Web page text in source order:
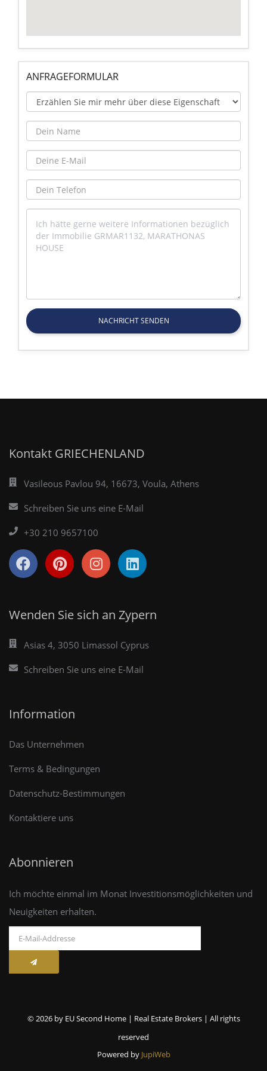
ANFRAGEFORMULAR
NACHRICHT SENDEN
Kontakt GRIECHENLAND
Vasileous Pavlou 94, 16673, Voula, Athens
Schreiben Sie uns eine E-Mail
+30 210 9657100
Wenden Sie sich an Zypern
Asias 4, 3050 Limassol Cyprus
Schreiben Sie uns eine E-Mail
Information
Das Unternehmen
Terms & Bedingungen
Datenschutz-Bestimmungen
Kontaktiere uns
Abonnieren
Ich möchte einmal im Monat Investitionsmöglichkeiten und
Neuigkeiten erhalten.
© 2026 by EU Second Home | Real Estate Brokers | All rights
reserved
Powered by JupiWeb